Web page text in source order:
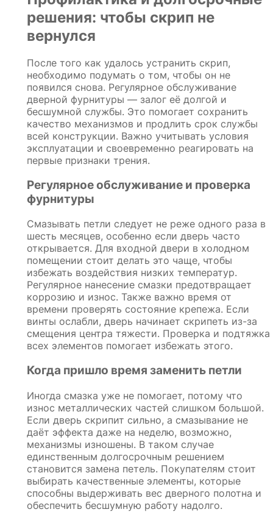
решения: чтобы скрип не
вернулся
После того как удалось устранить скрип,
необходимо подумать о том, чтобы он не
появился снова. Регулярное обслуживание
дверной фурнитуры — залог её долгой и
бесшумной службы. Это помогает сохранить
качество механизмов и продлить срок службы
всей конструкции. Важно учитывать условия
эксплуатации и своевременно реагировать на
первые признаки трения.
Регулярное обслуживание и проверка
фурнитуры
Смазывать петли следует не реже одного раза в
шесть месяцев, особенно если дверь часто
открывается. Для входной двери в холодном
помещении стоит делать это чаще, чтобы
избежать воздействия низких температур.
Регулярное нанесение смазки предотвращает
коррозию и износ. Также важно время от
времени проверять состояние крепежа. Если
винты ослабли, дверь начинает скрипеть из-за
смещения центра тяжести. Проверка и подтяжка
всех элементов помогает избежать этого.
Когда пришло время заменить петли
Иногда смазка уже не помогает, потому что
износ металлических частей слишком большой.
Если дверь скрипит сильно, а смазывание не
даёт эффекта даже на неделю, возможно,
механизмы изношены. В таком случае
единственным долгосрочным решением
становится замена петель. Покупателям стоит
выбирать качественные элементы, которые
способны выдерживать вес дверного полотна и
обеспечить бесшумную работу надолго.